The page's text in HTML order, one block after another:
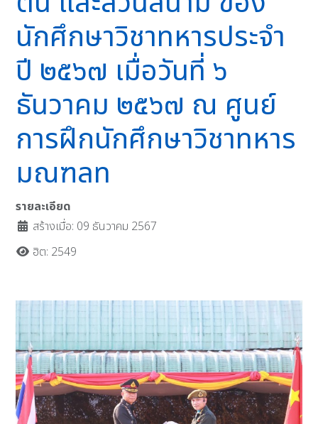
นักศึกษาวิชาทหารประจำ
ปี ๒๕๖๗ เมื่อวันที่ ๖
ธันวาคม ๒๕๖๗ ณ ศูนย์
การฝึกนักศึกษาวิชาทหาร
มณฑลท
รายละเอียด
สร้างเมื่อ: 09 ธันวาคม 2567
ฮิต: 2549